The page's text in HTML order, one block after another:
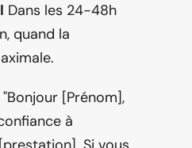
Dans les 24-48h
quand la
"Bonjour [Prénom],
à